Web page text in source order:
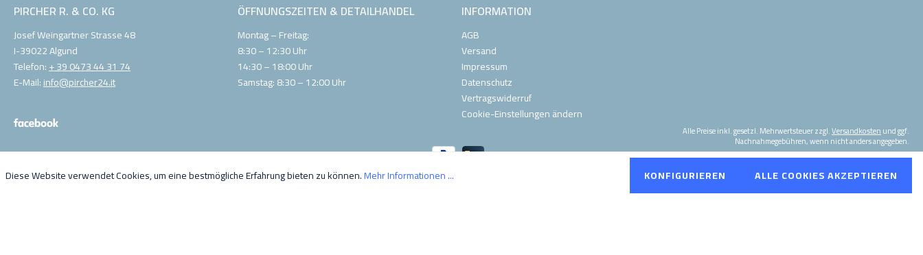
PIRCHER R. & CO. KG
Josef Weingartner Strasse 48
I-39022 Algund
Telefon:+ 39 0473 44 31 74
E-Mail:info@pircher24.it
ÖFFNUNGSZEITEN & DETAILHANDEL
Montag – Freitag:
8:30 – 12:30 Uhr
14:30 – 18:00 Uhr
Samstag: 8:30 – 12:00 Uhr
INFORMATION
AGB
Versand
Impressum
Datenschutz
Vertragswiderruf
Cookie-Einstellungen ändern
Alle Preise inkl. gesetzl. Mehrwertsteuer zzgl.Versandkostenund ggf.
Nachnahmegebühren, wenn nicht anders angegeben.
Diese Website verwendet Cookies, um eine bestmögliche Erfahrung bieten zu können.Mehr Informationen ... KONFIGURIEREN ALLE COOKIES AKZEPTIEREN